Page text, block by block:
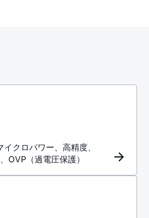
クロパワー、高精度、
OVP（過電圧保護）